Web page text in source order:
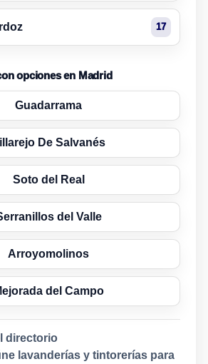
17
opciones en Madrid
Guadarrama
De Salvanés
Soto del Real
del Valle
Arroyomolinos
del Campo
directorio
lavanderías y tintorerías para